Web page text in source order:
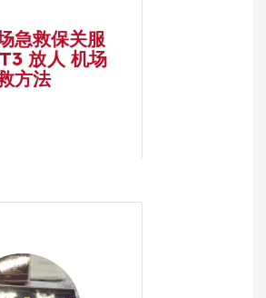
急救保关服
放人 机场
方法